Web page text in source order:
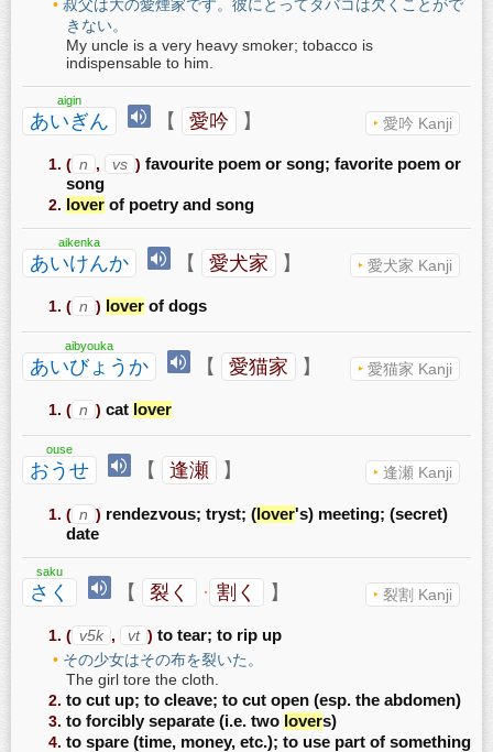
叔父は大の愛煙家です。彼にとってタバコは欠くことがで
きない。
My uncle is a very heavy smoker; tobacco is
indispensable to him.
あいぎん
aigin
【 愛吟 】 愛吟 Kanji
( n , vs ) favourite poem or song; favorite poem or
song
lover of poetry and song
あいけんか
aikenka
【 愛犬家 】 愛犬家 Kanji
( n ) lover of dogs
あいびょうか
aibyouka
【 愛猫家 】 愛猫家 Kanji
( n ) cat lover
おうせ
ouse
【 逢瀬 】 逢瀬 Kanji
( n ) rendezvous; tryst; (lover's) meeting; (secret)
date
さく
saku
【 裂く · 割く 】 裂割 Kanji
( v5k , vt ) to tear; to rip up
その少女はその布を裂いた。
The girl tore the cloth.
to cut up; to cleave; to cut open (esp. the abdomen)
to forcibly separate (i.e. two lovers)
to spare (time, money, etc.); to use part of something